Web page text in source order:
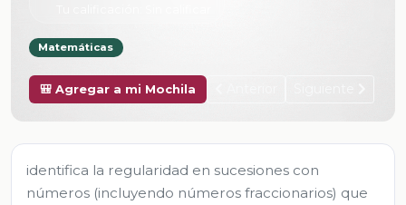
Matemáticas
🎒 Agregar a mi Mochila
identifica la regularidad en sucesiones con
números (incluyendo números fraccionarios) que